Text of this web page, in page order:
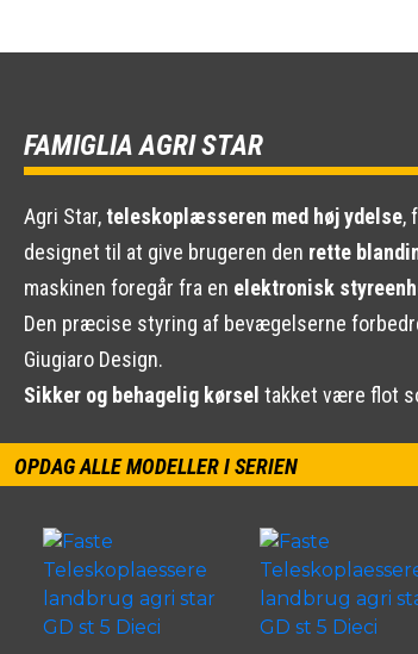
FAMIGLIA AGRI STAR
Agri Star, teleskoplæsseren med høj ydelse,
designet til at give brugeren den rette
maskinen foregår fra en elektronisk
Den præcise styring af bevægelserne
Giugiaro Design.
Sikker og behagelig kørsel takket være flot
OPDAG ALLE MODELLER I SERIEN